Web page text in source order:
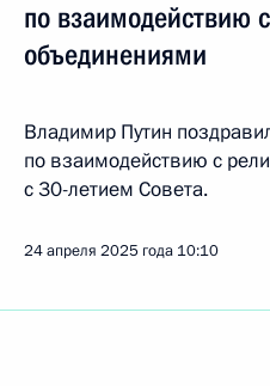
по взаимодействию
объединениями
Владимир Путин
по взаимодействию с
с 30-летием Совета.
24 апреля 2025 года 10:10